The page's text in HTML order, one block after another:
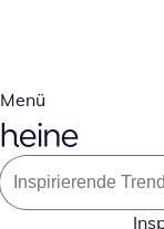
Menü